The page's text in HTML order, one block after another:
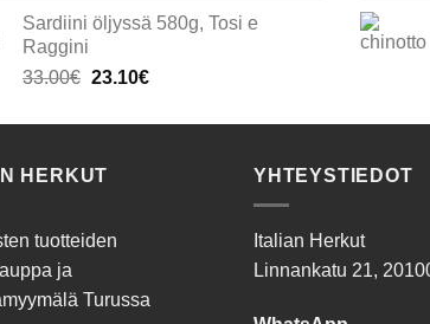
Sardiini öljyssä 580g, Tosi e
Raggini
33.00€ Alkuperäinen
oli:
23.10€Nykyinen
on:
HERKUT
tuotteiden
ja
Turussa
YHTEYSTIEDOT
Italian Herkut
Linnankatu 21,